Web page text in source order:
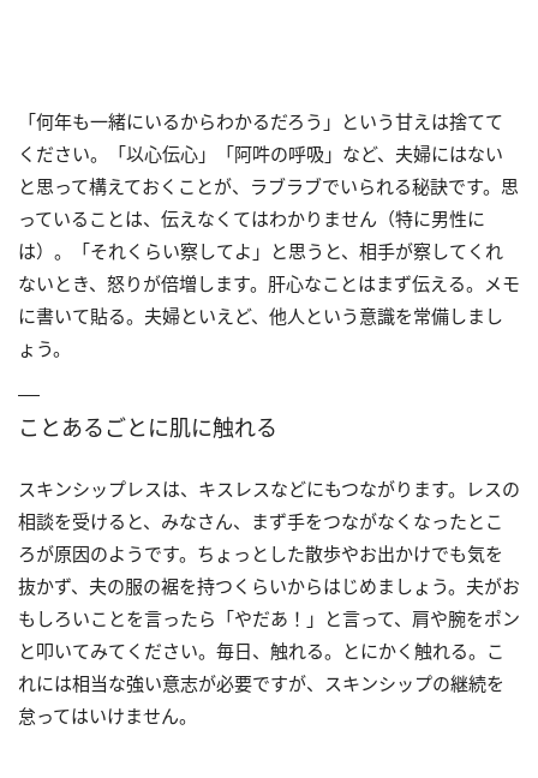
「何年も一緒にいるからわかるだろう」という甘えは捨てて
ください。「以心伝心」「阿吽の呼吸」など、夫婦にはない
と思って構えておくことが、ラブラブでいられる秘訣です。思
っていることは、伝えなくてはわかりません（特に男性に
は）。「それくらい察してよ」と思うと、相手が察してくれ
ないとき、怒りが倍増します。肝心なことはまず伝える。メモ
に書いて貼る。夫婦といえど、他人という意識を常備しまし
ょう。
ことあるごとに肌に触れる
スキンシップレスは、キスレスなどにもつながります。レスの
相談を受けると、みなさん、まず手をつながなくなったとこ
ろが原因のようです。ちょっとした散歩やお出かけでも気を
抜かず、夫の服の裾を持つくらいからはじめましょう。夫がお
もしろいことを言ったら「やだあ！」と言って、肩や腕をポン
と叩いてみてください。毎日、触れる。とにかく触れる。こ
れには相当な強い意志が必要ですが、スキンシップの継続を
怠ってはいけません。